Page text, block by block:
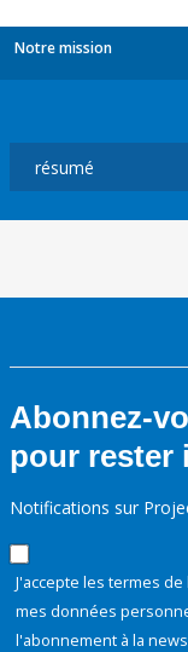
Notre mission
Abonnez-
pour rester
Notifications sur
J'accepte les termes de
mes données
l'abonnement à la